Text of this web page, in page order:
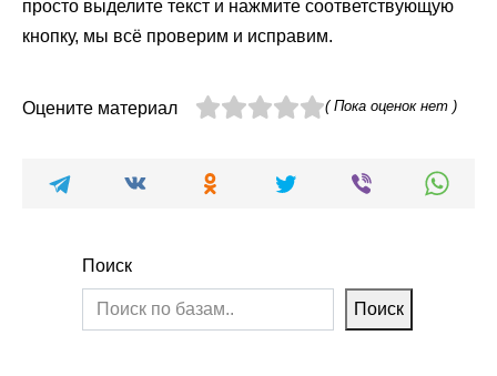
просто выделите текст и нажмите соответствующую
кнопку, мы всё проверим и исправим.
Оцените материал ( Пока оценок нет )
Поиск
Поиск